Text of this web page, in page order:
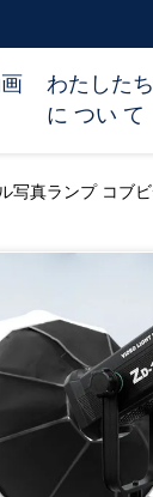
わたしたち
に つい て
写真ランプ コブ